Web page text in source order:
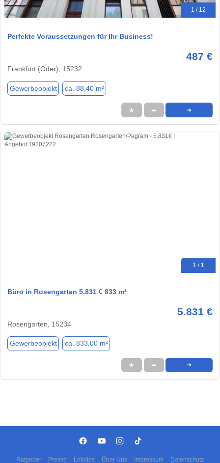
1 / 12
Perfekte Voraussetzungen für Ihr Business!
487 €
Frankfurt (Oder), 15232
Gewerbeobjekt ca. 88,40 m²
★ ➦ ➜
1 / 1
Büro in Rosengarten 5.831 € 833 m²
5.831 €
Rosengarten, 15234
Gewerbeobjekt ca. 833,00 m²
★ ➦ ➜
Ratgeber Presse Lokales Über Uns Impressum Datenschutz